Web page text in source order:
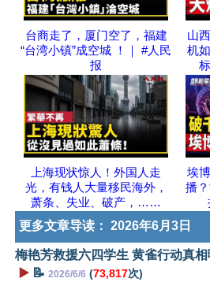
台商走了，厦门空了，福建
“台湾小镇”成空城 ！｜ #人民
报
山
机
上海现状惊人！外国人走
光，有钱人大量移民海外，
萧条、失业、破产，……
埃
播
更多文章导读： 2026年6月3日
梅艳芳救援六四学生 黄雀行动真相
▶️ 📝 2026/6/6 (73,817次)